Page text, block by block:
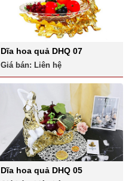
Dĩa hoa quả DHQ 07
Giá bán: Liên hệ
Dĩa hoa quả DHQ 05